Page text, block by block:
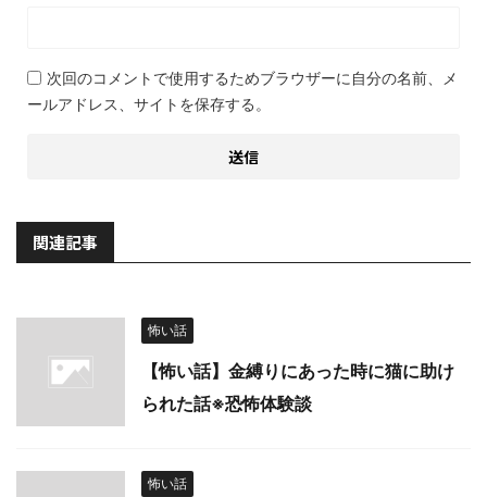
次回のコメントで使用するためブラウザーに自分の名前、メ
ールアドレス、サイトを保存する。
関連記事
怖い話
【怖い話】金縛りにあった時に猫に助け
られた話※恐怖体験談
怖い話